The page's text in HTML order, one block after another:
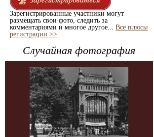
Зарегистрированные участники могут
размещать свои фото, следить за
комментариями и многое другое... Все плюсы
регистрации >>
Случайная фотография